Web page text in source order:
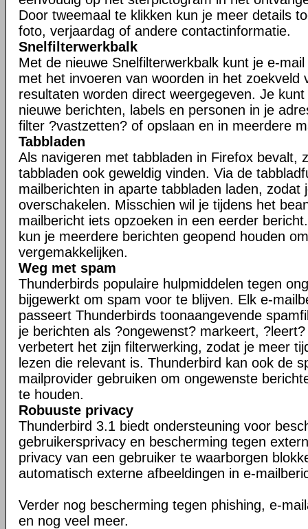
Door tweemaal te klikken kun je meer details
foto, verjaardag of andere contactinformatie.
Snelfilterwerkbalk
Met de nieuwe Snelfilterwerkbalk kunt je e-
met het invoeren van woorden in het zoekveld
resultaten worden direct weergegeven. Je
nieuwe berichten, labels en personen in je
filter ?vastzetten? of opslaan en in meerdere
Tabbladen
Als navigeren met tabbladen in Firefox bevalt,
tabbladen ook geweldig vinden. Via de
mailberichten in aparte tabbladen laden, zodat
overschakelen. Misschien wil je tijdens het
mailbericht iets opzoeken in een eerder
kun je meerdere berichten geopend houden
vergemakkelijken.
Weg met spam
Thunderbirds populaire hulpmiddelen tegen
bijgewerkt om spam voor te blijven. Elk e-
passeert Thunderbirds toonaangevende
je berichten als ?ongewenst? markeert,
verbetert het zijn filterwerking, zodat je meer
lezen die relevant is. Thunderbird kan ook de
mailprovider gebruiken om ongewenste
te houden.
Robuuste privacy
Thunderbird 3.1 biedt ondersteuning voor
gebruikersprivacy en bescherming tegen
privacy van een gebruiker te waarborgen
automatisch externe afbeeldingen in e-
Verder nog bescherming tegen phishing, e-
en nog veel meer.